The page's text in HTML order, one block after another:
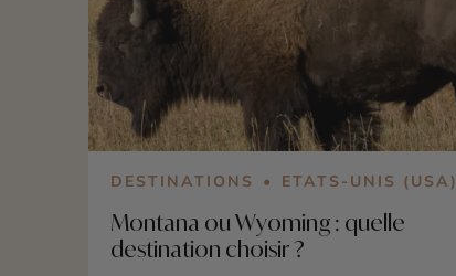
DESTINATIONS ETATS-UNIS (USA)
Montana ou Wyoming : quelle
destination choisir ?